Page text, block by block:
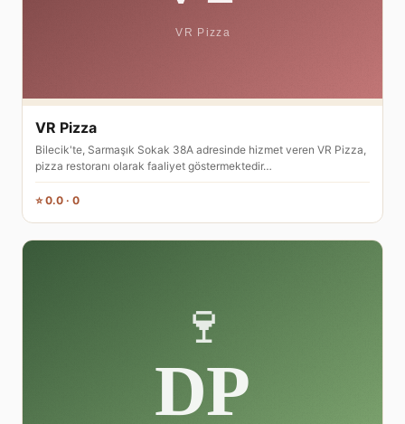
VR Pizza
Bilecik'te, Sarmaşık Sokak 38A adresinde hizmet veren VR Pizza,
pizza restoranı olarak faaliyet göstermektedir…
⭐ 0.0 · 0